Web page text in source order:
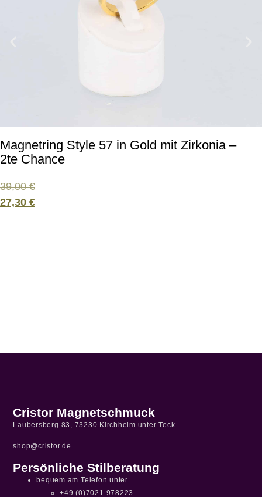
Magnetring Style 57 in Gold mit Zirkonia –
2te Chance
39,00€
27,30 €
Cristor Magnetschmuck
Laubersberg 83, 73230 Kirchheim unter Teck
shop@cristor.de
Persönliche Stilberatung
bequem am Telefon unter
+49 (0)7021 978223